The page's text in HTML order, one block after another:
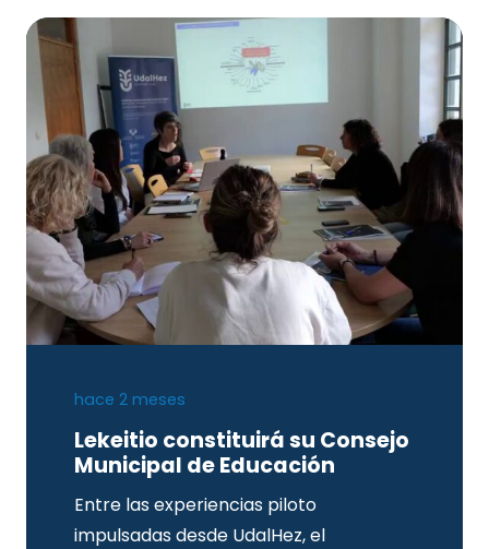
hace 2 meses
Lekeitio constituirá su Consejo
Municipal de Educación
Entre las experiencias piloto
impulsadas desde UdalHez, el